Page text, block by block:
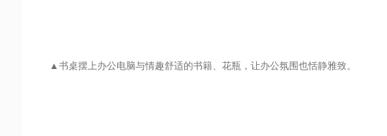
▲书桌摆上办公电脑与情趣舒适的书籍、花瓶，让办公氛围也恬静雅致。